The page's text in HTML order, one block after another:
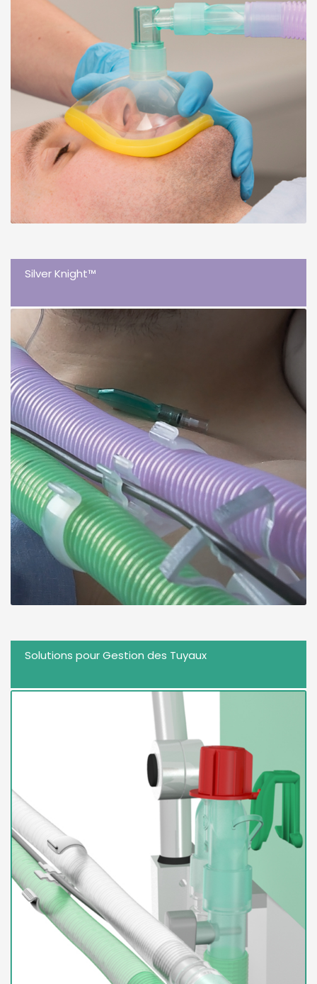
Silver Knight™
Solutions pour Gestion des Tuyaux